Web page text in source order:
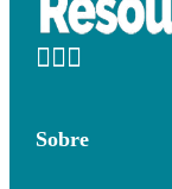
Sobre